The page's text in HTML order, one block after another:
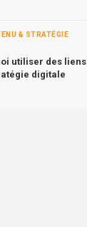
& STRATÉGIE
utiliser des liens
digitale